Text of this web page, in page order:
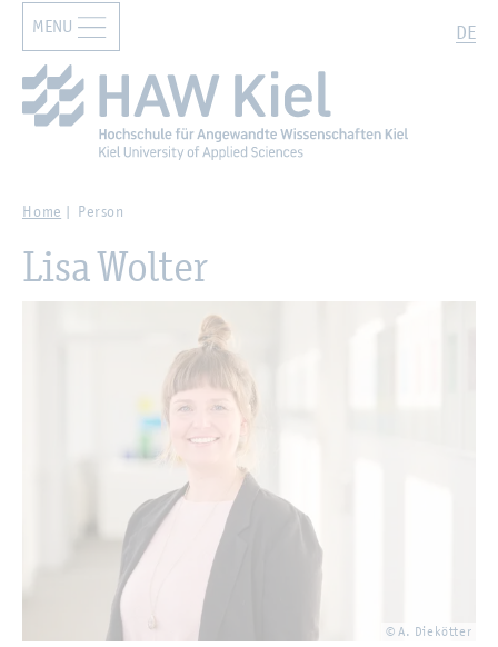
Zur Hauptnavigation springen Zum Hauptinhalt springen
DE
MENU
Home Person
Lisa Wolter
© A. Diekötter